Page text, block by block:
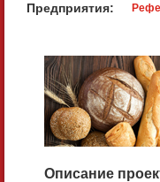
Предприятия:
Описание